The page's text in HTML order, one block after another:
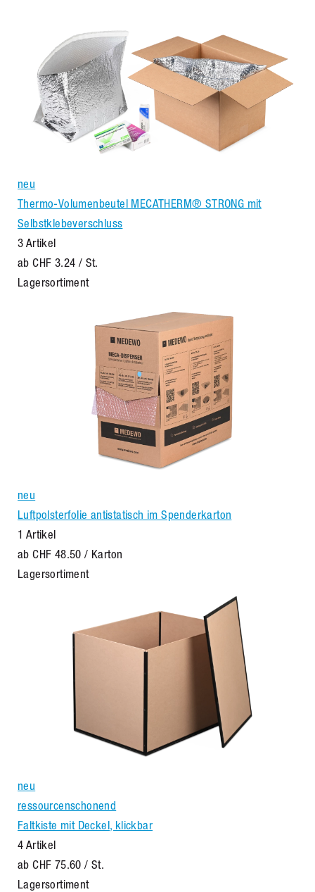
neu
Thermo-Volumenbeutel MECATHERM® STRONG mit
Selbstklebeverschluss
3 Artikel
abCHF 3.24 / St.
Lagersortiment
neu
Luftpolsterfolie antistatisch im Spenderkarton
1 Artikel
abCHF 48.50/ Karton
Lagersortiment
neu
ressourcenschonend
Faltkiste mit Deckel, klickbar
4 Artikel
abCHF 75.60/ St.
Lagersortiment